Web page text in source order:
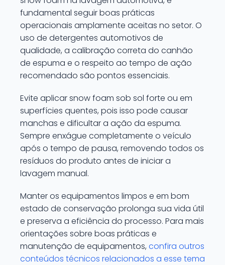
fundamental seguir boas práticas
operacionais amplamente aceitas no setor. O
uso de detergentes automotivos de
qualidade, a calibração correta do canhão
de espuma e o respeito ao tempo de ação
recomendado são pontos essenciais.
Evite aplicar snow foam sob sol forte ou em
superfícies quentes, pois isso pode causar
manchas e dificultar a ação da espuma.
Sempre enxágue completamente o veículo
após o tempo de pausa, removendo todos os
resíduos do produto antes de iniciar a
lavagem manual.
Manter os equipamentos limpos e em bom
estado de conservação prolonga sua vida útil
e preserva a eficiência do processo. Para mais
orientações sobre boas práticas e
manutenção de equipamentos, confira outros
conteúdos técnicos relacionados a esse tema